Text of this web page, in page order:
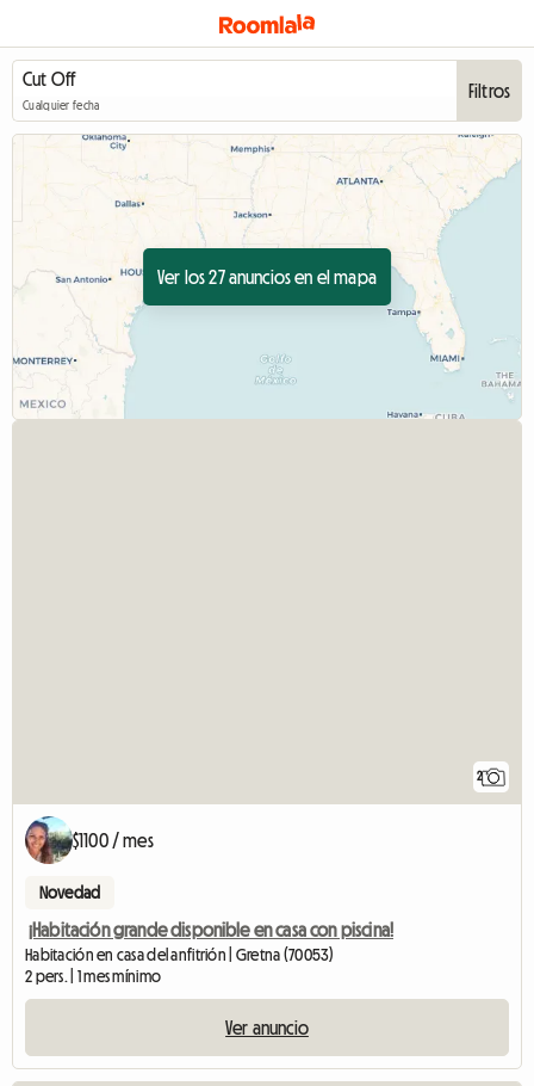
Cualquier fecha
Filtros
Ver los 27 anuncios en el mapa
2
$1100 / mes
Novedad
¡Habitación grande disponible en casa con piscina!
Habitación en casa del anfitrión | Gretna (70053)
2 pers. | 1 mes mínimo
Ver anuncio